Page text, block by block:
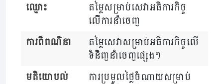
ឈ្មោះ
តម្លៃសម្រាប់សេវាអធិការកិច្ច
លើការនាំចេញ
ការពិពណ៌នា
តម្លៃសេវាសម្រាប់អធិការកិច្ចលើ
ទំនិញនាំចេញផ្សេងៗ
មតិយោបល់
ការប្រមូលថ្លៃចំណាយសម្រាប់